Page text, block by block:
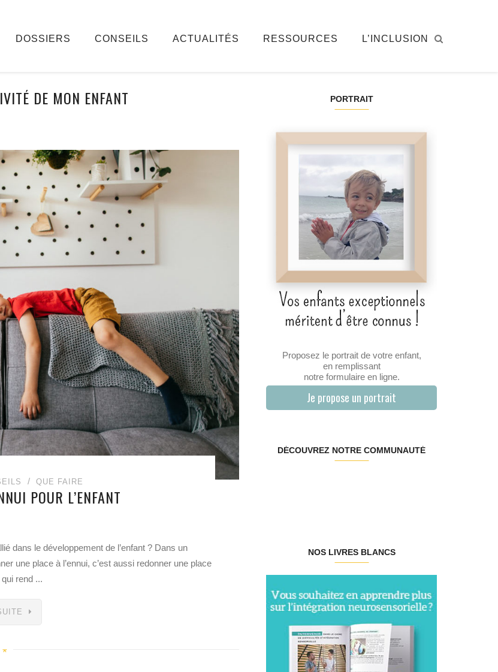
DOSSIERS CONSEILS ACTUALITÉS RESSOURCES L’INCLUSION
DE MON ENFANT
QUE FAIRE
POUR L’ENFANT
dans le développement de l’enfant ? Dans un
une place à l’ennui, c’est aussi redonner une place
rend ...
PORTRAIT
Proposez le portrait de votre enfant,
en remplissant
notre formulaire en ligne.
Je propose un portrait
DÉCOUVREZ NOTRE COMMUNAUTÉ
NOS LIVRES BLANCS